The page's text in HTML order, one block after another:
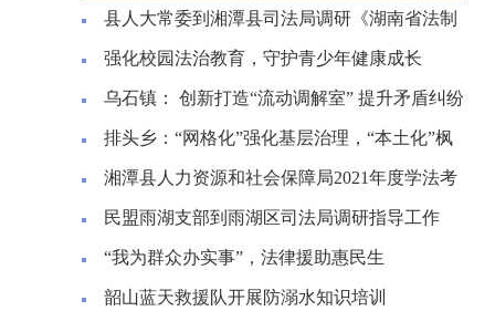
县人大常委到湘潭县司法局调研《湖南省法制
宣传教育条例》实施情况
强化校园法治教育，守护青少年健康成长
乌石镇： 创新打造“流动调解室” 提升矛盾纠纷
化解实效
排头乡：“网格化”强化基层治理，“本土化”枫
桥经验打造平安排头
湘潭县人力资源和社会保障局2021年度学法考
法通过率为100%
民盟雨湖支部到雨湖区司法局调研指导工作
“我为群众办实事”，法律援助惠民生
韶山蓝天救援队开展防溺水知识培训